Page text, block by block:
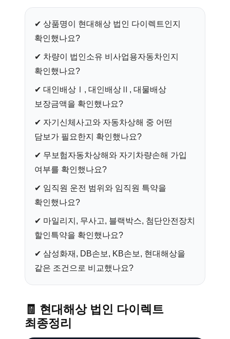
✔ 상품명이 현대해상 법인 다이렉트인지
확인했나요?
✔ 차량이 법인소유 비사업용자동차인지
확인했나요?
✔ 대인배상Ⅰ, 대인배상Ⅱ, 대물배상
보장금액을 확인했나요?
✔ 자기신체사고와 자동차상해 중 어떤
담보가 필요한지 확인했나요?
✔ 무보험자동차상해와 자기차량손해 가입
여부를 확인했나요?
✔ 임직원 운전 범위와 임직원 특약을
확인했나요?
✔ 마일리지, 무사고, 블랙박스, 첨단안전장치
할인특약을 확인했나요?
✔ 삼성화재, DB손보, KB손보, 현대해상을
같은 조건으로 비교했나요?
🧾 현대해상 법인 다이렉트
최종정리